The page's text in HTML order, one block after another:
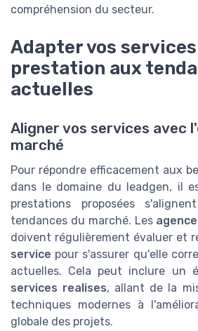
compréhension du secteur.
Adapter vos
prestation aux
actuelles
Aligner vos services avec
marché
Pour répondre efficacement aux
dans le domaine du leadgen, il
prestations proposées
tendances du marché. Les
doivent régulièrement évaluer et
service pour s'assurer qu'elle
actuelles. Cela peut inclure un
services realises, allant de la
techniques modernes à
globale des projets.